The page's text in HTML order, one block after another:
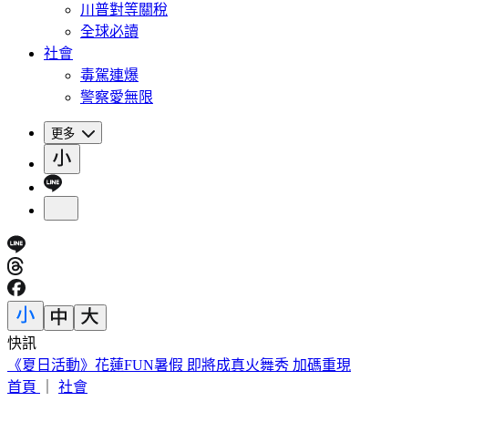
川普對等關稅
全球必讀
社會
毒駕連爆
警察愛無限
更多
快訊
《夏日活動》花蓮FUN暑假 即將成真火舞秀 加碼重現
首頁
社會